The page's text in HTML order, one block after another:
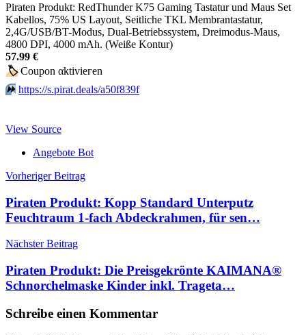
Piraten Produkt: RedThunder K75 Gaming Tastatur und Maus Set
Kabellos, 75% US Layout, Seitliche TKL Membrantastatur,
2,4G/USB/BT-Modus, Dual-Betriebssystem, Dreimodus-Maus,
4800 DPI, 4000 mAh. (Weiße Kontur)
57.99 €
🏷Сοuрοn αktiviегеn
⏩️ https://s.pirat.deals/a50f839f
View Source
Angebote Bot
Beitragsnavigation
Vorheriger Beitrag
Piraten Produkt: Kopp Standard Unterputz
Feuchtraum 1-fach Abdeckrahmen, für sen…
Nächster Beitrag
Piraten Produkt: Die Preisgekrönte KAIMANA®
Schnorchelmaske Kinder inkl. Trageta…
Schreibe einen Kommentar